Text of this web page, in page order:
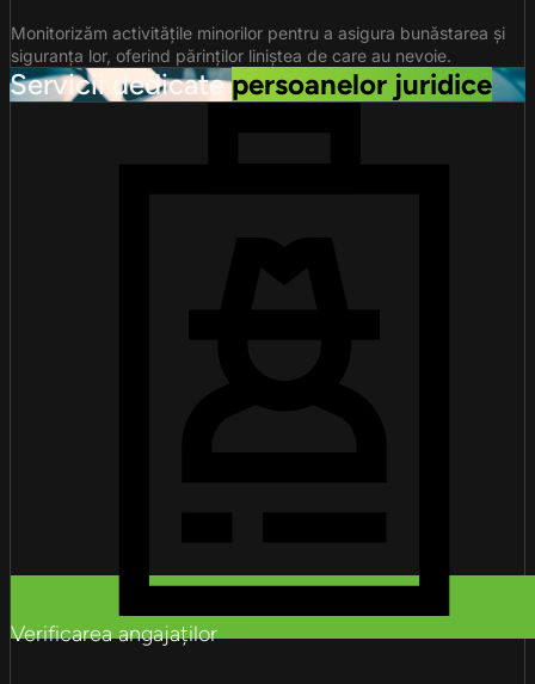
Monitorizăm activitățile minorilor pentru a asigura bunăstarea și
siguranța lor, oferind părinților liniștea de care au nevoie.
Servicii dedicatepersoanelor juridice
Verificarea angajaților